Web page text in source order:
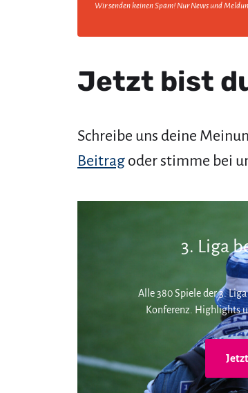
Wir senden keinen Spam! Nur News und
Jetzt bist
Schreibe uns deine
Beitrag oder stimme bei
3. Liga
Alle 380 Spiele der 3.
Konferenz. Highlights